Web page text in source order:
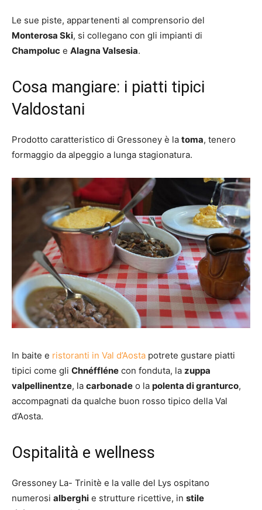
Le sue piste, appartenenti al comprensorio del
Monterosa Ski, si collegano con gli impianti di
Champoluc e Alagna Valsesia.
Cosa mangiare: i piatti tipici
Valdostani
Prodotto caratteristico di Gressoney è la toma, tenero
formaggio da alpeggio a lunga stagionatura.
In baite e ristoranti in Val d’Aosta potrete gustare piatti
tipici come gli Chnéffléne con fonduta, la zuppa
valpellinentze, la carbonade o la polenta di granturco,
accompagnati da qualche buon rosso tipico della Val
d’Aosta.
Ospitalità e wellness
Gressoney La- Trinitè e la valle del Lys ospitano
numerosi alberghi e strutture ricettive, in stile